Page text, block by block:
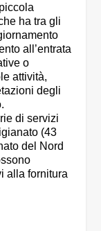
ha tra gli
all’entrata
o
attività,
degli
di servizi
(43
del Nord
alla fornitura